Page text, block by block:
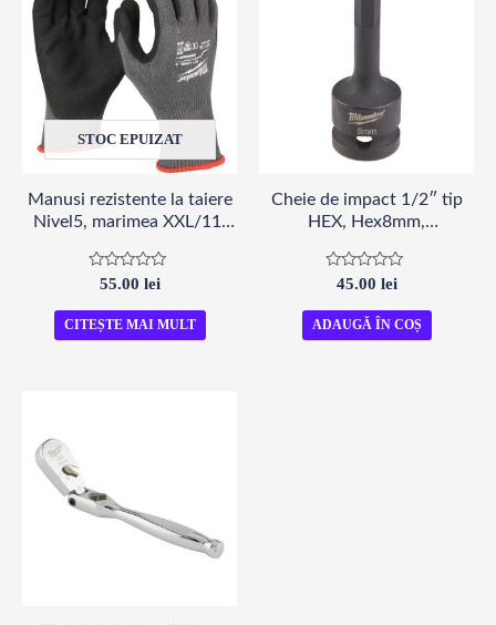
STOC EPUIZAT
Manusi rezistente la taiere
Nivel5, marimea XXL/11,
Milwaukee
Evaluat
0
din
5
55.00 lei
CITEȘTE MAI MULT
Cheie de impact 1/2″ tip
HEX, Hex8mm,
Evaluat
0
din
5
45.00 lei
ADAUGĂ ÎN COȘ